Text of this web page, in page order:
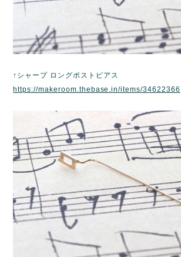
↑シャープ ロングポストピアス
https://makeroom.thebase.in/items/34622366